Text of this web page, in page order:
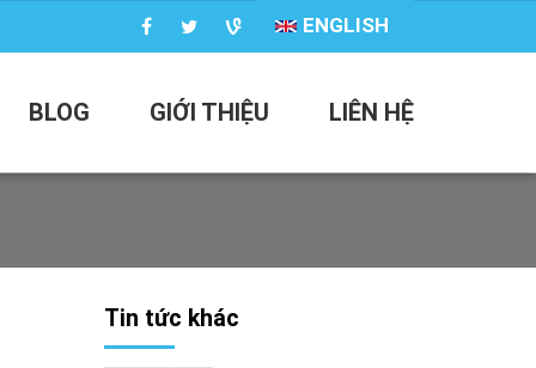
ENGLISH
BLOG GIỚI THIỆU LIÊN HỆ
Tin tức khác